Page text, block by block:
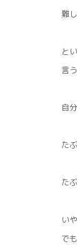
難
と
言
自
た
た
い
で